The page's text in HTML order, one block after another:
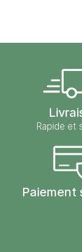
Rapide et
Paiement